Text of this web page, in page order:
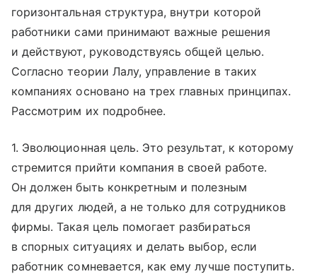
горизонтальная структура, внутри которой
работники сами принимают важные решения
и действуют, руководствуясь общей целью.
Согласно теории Лалу, управление в таких
компаниях основано на трех главных принципах.
Рассмотрим их подробнее.
1. Эволюционная цель. Это результат, к которому
стремится прийти компания в своей работе.
Он должен быть конкретным и полезным
для других людей, а не только для сотрудников
фирмы. Такая цель помогает разбираться
в спорных ситуациях и делать выбор, если
работник сомневается, как ему лучше поступить.